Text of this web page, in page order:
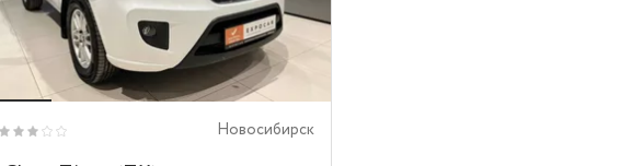
Новосибирск